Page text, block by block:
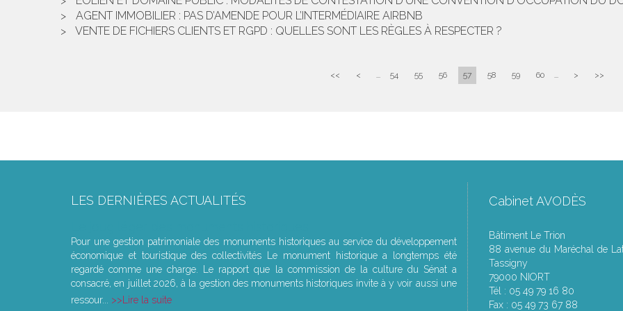
AGENT IMMOBILIER : PAS D’AMENDE POUR L’INTERMÉDIAIRE AIRBNB
VENTE DE FICHIERS CLIENTS ET RGPD : QUELLES SONT LES RÈGLES À RESPECTER ?
<< < ... 54 55 56 57 58 59 60 ... > >>
LES DERNIÈRES ACTUALITÉS
Pour une gestion patrimoniale des monuments historiques au service du développement
économique et touristique des collectivités Le monument historique a longtemps été
regardé comme une charge. Le rapport que la commission de la culture du Sénat a
consacré, en juillet 2026, à la gestion des monuments historiques invite à y voir aussi une
ressour...
Lire la suite
Cabinet AVODÈS
Bâtiment Le Trion
88 avenue du Maréchal de
Tassigny
79000 NIORT
Tél : 05 49 79 16 80
Fax : 05 49 73 67 88